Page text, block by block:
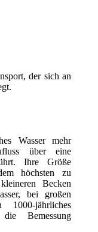
der sich an
Wasser mehr
über eine
Ihre Größe
höchsten zu
Becken
bei großen
jährliches
Bemessung